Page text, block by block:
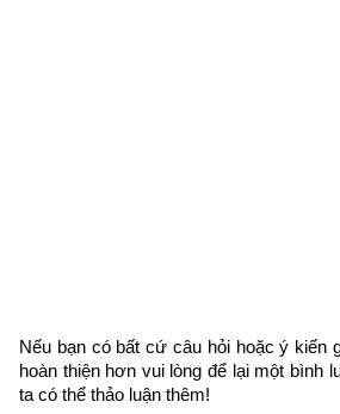
Ngày cần xem
Ngày khởi sự (DL)
Giờ khởi sự
Nếu bạn có bất cứ câu hỏi hoặc ý kiến
hoàn thiện hơn vui lòng để lại một bình
ta có thể thảo luận thêm!